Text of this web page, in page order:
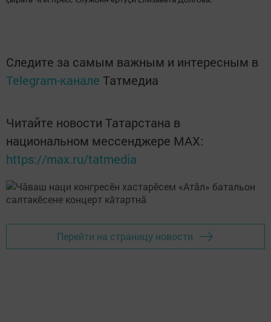
Следите за самым важным и интересным в
Telegram-канале Татмедиа
Читайте новости Татарстана в
национальном мессенджере MАХ:
https://max.ru/tatmedia
Перейти на страницу новости